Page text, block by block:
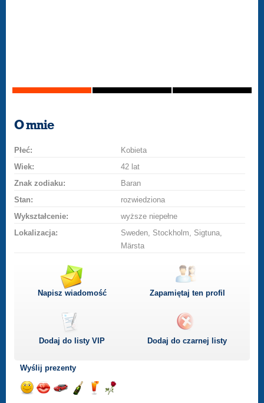
O mnie
Płeć:
Kobieta
Wiek:
42 lat
Znak zodiaku:
Baran
Stan:
rozwiedziona
Wykształcenie:
wyższe niepełne
Lokalizacja:
Sweden, Stockholm, Sigtuna,
Märsta
Napisz wiadomość Zapamiętaj ten profil
Dodaj do listyVIP Dodaj do czarnej listy
Wyślij prezenty